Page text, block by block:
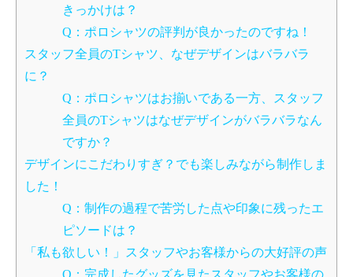
きっかけは？
Q：ポロシャツの評判が良かったのですね！
スタッフ全員のTシャツ、なぜデザインはバラバラ
に？
Q：ポロシャツはお揃いである一方、スタッフ
全員のTシャツはなぜデザインがバラバラなん
ですか？
デザインにこだわりすぎ？でも楽しみながら制作しま
した！
Q：制作の過程で苦労した点や印象に残ったエ
ピソードは？
「私も欲しい！」スタッフやお客様からの大好評の声